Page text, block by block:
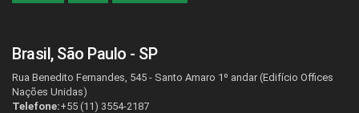
Brasil, São Paulo - SP
Rua Benedito Fernandes, 545 - Santo Amaro 1º andar (Edifício Offices
Nações Unidas)
Telefone:+55 (11) 3554-2187